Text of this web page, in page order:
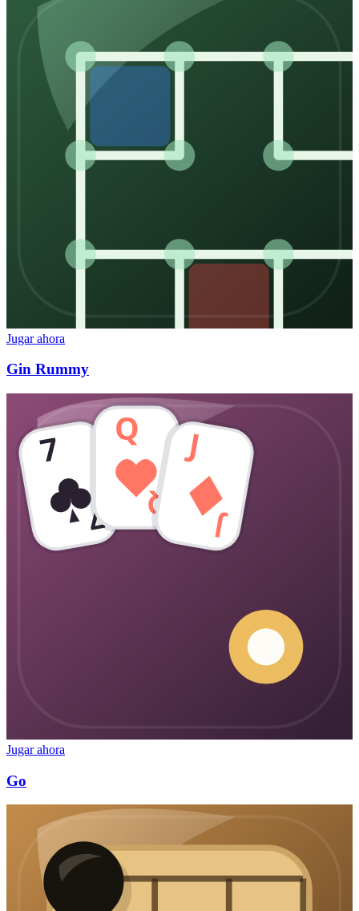
Jugar ahora
Gin Rummy
7
7
Q
Q
J
J
Jugar ahora
Go